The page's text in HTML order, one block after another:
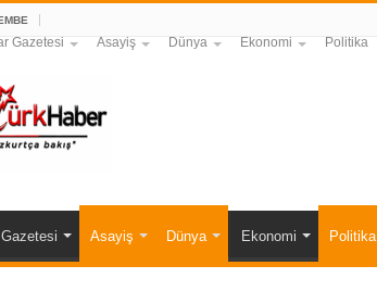
Gazetesi Asayiş Dünya Ekonomi Politika
Asayiş Dünya Ekonomi Politika